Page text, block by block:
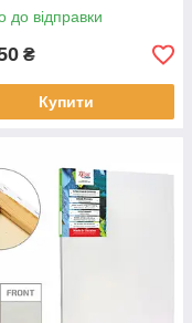
до відправки
₴
Купити